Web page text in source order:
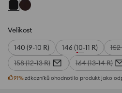
Velikost
140 (9-10 R) 146 (10-11 R)
152
158 (12-13 R)
164 (13-14 R)
91%zákazníků ohodnotilo produkt jako